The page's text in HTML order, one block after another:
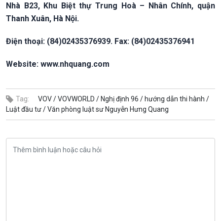
Nhà B23, Khu Biệt thự Trung Hoà – Nhân Chính, quận
Thanh Xuân, Hà Nội.
Điện thoại: (84)02435376939. Fax: (84)02435376941
Website: www.nhquang.com
Tag: VOV /VOVWORLD / Nghị định 96 / hướng dẫn thi hành /
Luật đầu tư /Văn phòng luật sư Nguyễn Hưng Quang